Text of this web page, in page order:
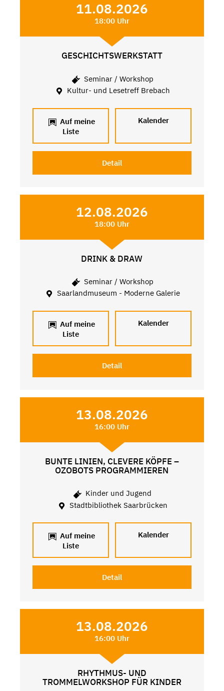
11.08.2026
18:00 Uhr
GESCHICHTSWERKSTATT
Seminar / Workshop
Kultur- und Lesetreff Brebach
Auf meine
Liste
Kalender
Detail
12.08.2026
18:00 Uhr
DRINK & DRAW
Seminar / Workshop
Saarlandmuseum - Moderne Galerie
Auf meine
Liste
Kalender
Detail
13.08.2026
16:00 Uhr
BUNTE LINIEN, CLEVERE KÖPFE –
OZOBOTS PROGRAMMIEREN
Kinder und Jugend
Stadtbibliothek Saarbrücken
Auf meine
Liste
Kalender
Detail
13.08.2026
16:00 Uhr
RHYTHMUS- UND
TROMMELWORKSHOP FÜR KINDER